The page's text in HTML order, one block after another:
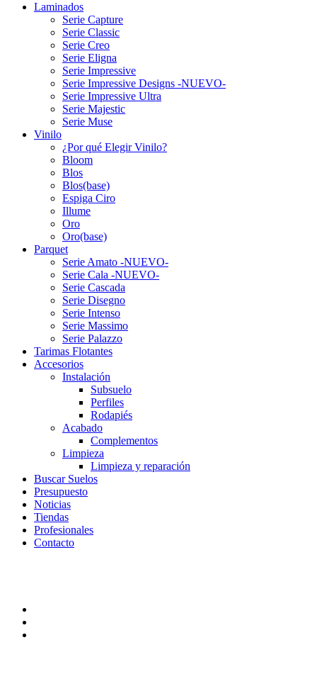
Laminados
Serie Capture
Serie Classic
Serie Creo
Serie Eligna
Serie Impressive
Serie Impressive Designs -NUEVO-
Serie Impressive Ultra
Serie Majestic
Serie Muse
Vinilo
¿Por qué Elegir Vinilo?
Bloom
Blos
Blos(base)
Espiga Ciro
Illume
Oro
Oro(base)
Parquet
Serie Amato -NUEVO-
Serie Cala -NUEVO-
Serie Cascada
Serie Disegno
Serie Intenso
Serie Massimo
Serie Palazzo
Tarimas Flotantes
Accesorios
Instalación
Subsuelo
Perfiles
Rodapiés
Acabado
Complementos
Limpieza
Limpieza y reparación
Buscar Suelos
Presupuesto
Noticias
Tiendas
Profesionales
Contacto